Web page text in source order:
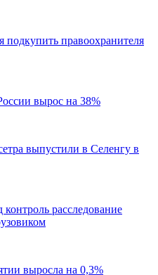
подкупить правоохранителя
вырос на 38%
выпустили в Селенгу в
расследование
выросла на 0,3%